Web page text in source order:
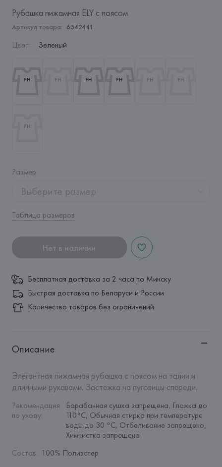
Рубашка пижамная ELY с поясом
Артикул товара: 6542441
Цвет: Зеленый
Размер:
Выберите размер
Таблица размеров
Нет в наличии
Бесплатная доставка за 2 часа по Минску
Быстрая доставка по Беларуси и России
Количество товаров без ограничений
Описание
Элегантная пижамная рубашка с поясом на талии и
длинными рукавами. Застежка на пуговицы спереди.
Рекомендация
по уходу:
Барабанная сушка запрещена, Глажка до
110°C, Обычная стирка при температуре
воды до 30 °C, Отбеливание запрещено,
Химчистка запрещена
Состав: 100% Полиэстер